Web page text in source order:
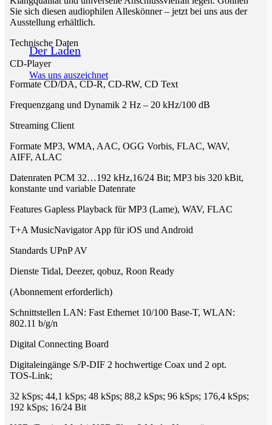
Der Laden
Was uns auszeichnet
Sie sich diesen audiophilen Alleskönner – jetzt bei uns aus der
Ausstellung erhältlich.
Technische Daten
CD-Player
Formate CD/DA, CD-R, CD-RW, CD Text
Frequenzgang und Dynamik 2 Hz – 20 kHz/100 dB
Streaming Client
Formate MP3, WMA, AAC, OGG Vorbis, FLAC, WAV,
AIFF, ALAC
Datenraten PCM 32…192 kHz,16/24 Bit; MP3 bis 320 kBit,
konstante und variable Datenrate
Features Gapless Playback für MP3 (Lame), WAV, FLAC
T+A MusicNavigator App für iOS und Android
Standards UPnP AV
Dienste Tidal, Deezer, qobuz, Roon Ready
(Abonnement erforderlich)
Schnittstellen LAN: Fast Ethernet 10/100 Base-T, WLAN:
802.11 b/g/n
Digital Connecting Board
Digitaleingänge S/P-DIF 2 hochwertige Coax und 2 opt.
TOS-Link;
32 kSps; 44,1 kSps; 48 kSps; 88,2 kSps; 96 kSps; 176,4 kSps;
192 kSps; 16/24 Bit